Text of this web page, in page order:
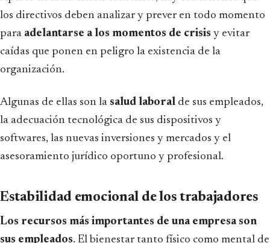
los directivos deben analizar y prever en todo momento
para adelantarse a los momentos de crisis y evitar
caídas que ponen en peligro la existencia de la
organización.
Algunas de ellas son la salud laboral de sus empleados,
la adecuación tecnológica de sus dispositivos y
softwares, las nuevas inversiones y mercados y el
asesoramiento jurídico oportuno y profesional.
Estabilidad emocional de los trabajadores
Los recursos más importantes de una empresa son
sus empleados. El bienestar tanto físico como mental de